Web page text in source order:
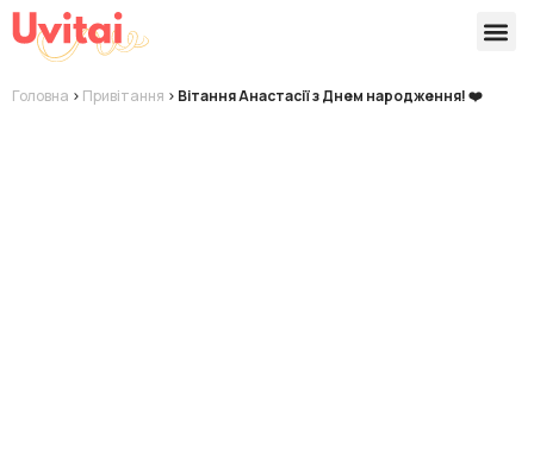
Головна > Привітання > Вітання Анастасії з Днем народження! ❤️